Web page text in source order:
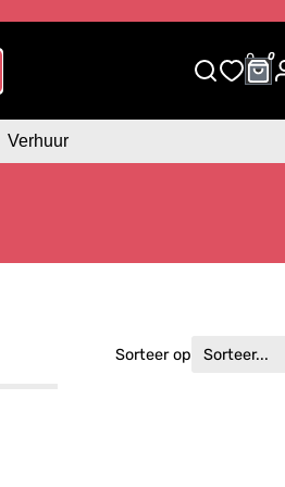
0 0
Verhuur
Sorteer op